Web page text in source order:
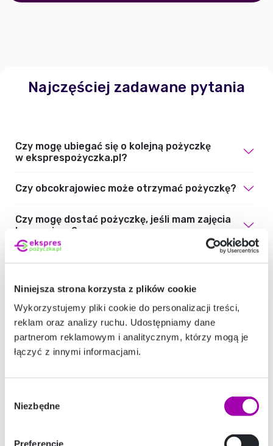
Niniejsza strona korzysta z plików cookie
Wykorzystujemy pliki cookie do personalizacji treści,
reklam oraz analizy ruchu. Udostępniamy dane
partnerom reklamowym i analitycznym, którzy mogą je
łączyć z innymi informacjami.
zgody
Niezbędne
Preferencje
Najczęściej zadawane pytania
Czy mogę ubiegać się o kolejną pożyczkę
w eksprespożyczka.pl?
Czy obcokrajowiec może otrzymać pożyczkę?
Czy mogę dostać pożyczkę, jeśli mam zajęcia
komornicze?
Kiedy otrzymam pożyczkę po akceptacji
Dlaczego mój wniosek o pożyczkę został
odrzucony?
Co należy zrobić, aby wziąć pożyczkę?
Kto może aplikować o pożyczkę?
Czy mogę złożyć wniosek o pożyczkę